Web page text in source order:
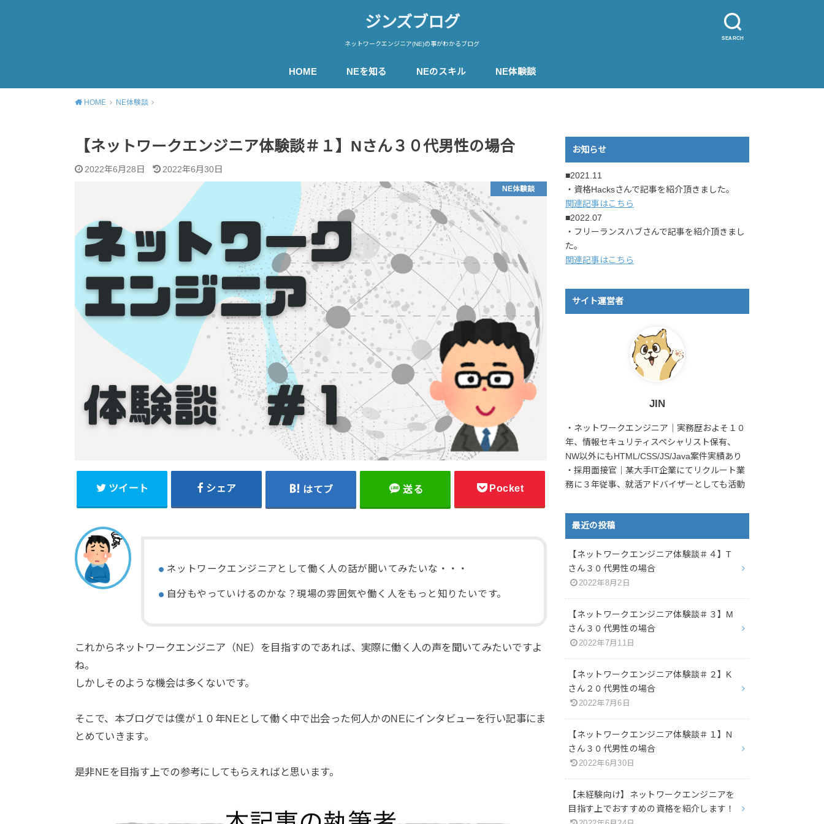
SEARCH
ジンズブログ
ネットワークエンジニア(NE)の事がわかるブログ
HOME NEを知る NEのスキル NE体験談
HOME NE体験談
【ネットワークエンジニア体験談＃１】Nさん３０代男性の場合
2022年6月28日 2022年6月30日
NE体験談
ツイート シェア はてブ 送る Pocket
ネットワークエンジニアとして働く人の話が聞いてみたいな・・・
自分もやっていけるのかな？現場の雰囲気や働く人をもっと知りたいです。
これからネットワークエンジニア（NE）を目指すのであれば、実際に働く人の声を聞いてみたいですよ
ね。
しかしそのような機会は多くないです。
そこで、本ブログでは僕が１０年NEとして働く中で出会った何人かのNEにインタビューを行い記事にま
とめていきます。
是非NEを目指す上での参考にしてもらえればと思います。
お知らせ
■2021.11
・資格Hacksさんで記事を紹介頂きました。
関連記事はこちら
■2022.07
・フリーランスハブさんで記事を紹介頂きまし
た。
関連記事はこちら
サイト運営者
JIN
・ネットワークエンジニア｜実務歴およそ１０
年、情報セキュリティスペシャリスト保有、
NW以外にもHTML/CSS/JS/Java案件実績あり
・採用面接官｜某大手IT企業にてリクルート業
務に３年従事、就活アドバイザーとしても活動
最近の投稿
【ネットワークエンジニア体験談＃４】T
さん３０代男性の場合
2022年8月2日
【ネットワークエンジニア体験談＃３】M
さん３０代男性の場合
2022年7月11日
【ネットワークエンジニア体験談＃２】K
さん２０代男性の場合
2022年7月6日
【ネットワークエンジニア体験談＃１】N
さん３０代男性の場合
2022年6月30日
【未経験向け】ネットワークエンジニアを
目指す上でおすすめの資格を紹介します！